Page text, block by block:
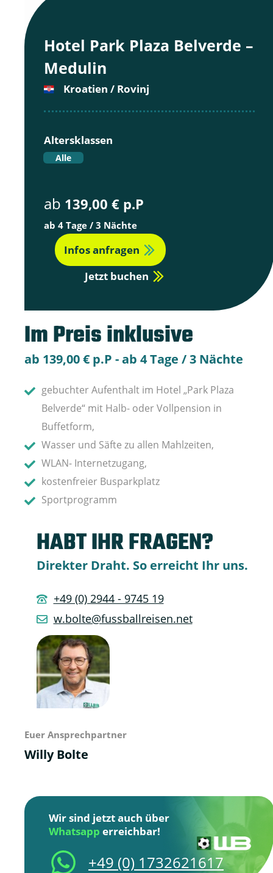
Hotel Park Plaza Belverde –
Medulin
Kroatien / Rovinj
Altersklassen
Alle
ab 139,00 € p.P
ab 4 Tage / 3 Nächte
Infos anfragen
Jetzt buchen
Im Preis inklusive
ab 139,00 € p.P - ab 4 Tage / 3 Nächte
gebuchter Aufenthalt im Hotel „Park Plaza
Belverde“ mit Halb- oder Vollpension in
Buffetform,
Wasser und Säfte zu allen Mahlzeiten,
WLAN- Internetzugang,
kostenfreier Busparkplatz
Sportprogramm
HABT IHR FRAGEN?
Direkter Draht. So erreicht Ihr uns.
+49 (0) 2944 - 9745 19
w.bolte@fussballreisen.net
Euer Ansprechpartner
Willy Bolte
Wir sind jetzt auch über
Whatsapp erreichbar!
+49 (0) 1732621617